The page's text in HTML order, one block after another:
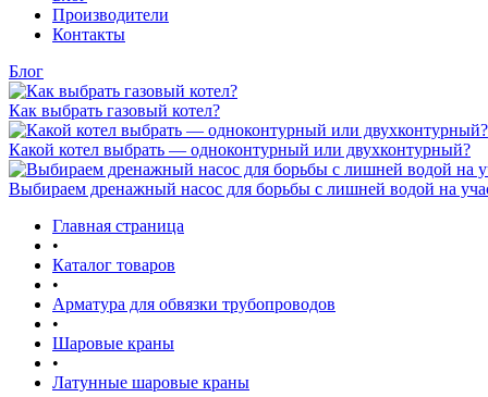
Производители
Контакты
Блог
Как выбрать газовый котел?
Какой котел выбрать — одноконтурный или двухконтурный?
Выбираем дренажный насос для борьбы с лишней водой на
Главная страница
•
Каталог товаров
•
Арматура для обвязки трубопроводов
•
Шаровые краны
•
Латунные шаровые краны